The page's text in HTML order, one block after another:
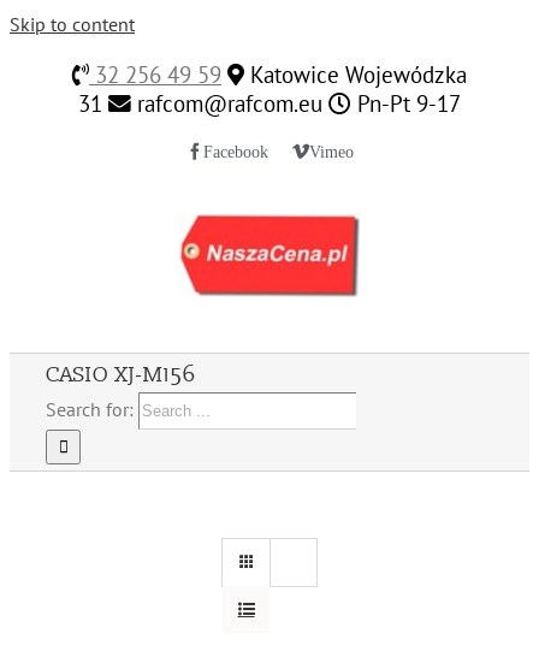
Skip to content
32 256 49 59
Katowice Wojewódzka
31
rafcom@rafcom.eu Pn-Pt 9-17
Facebook Vimeo
CASIO XJ-M156
Search for: